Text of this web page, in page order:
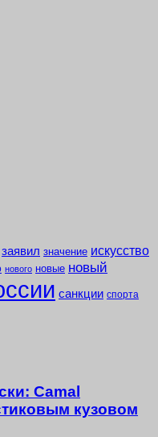
заявил значение искусство
нового новые новый
санкции спорта
Camal
кузовом